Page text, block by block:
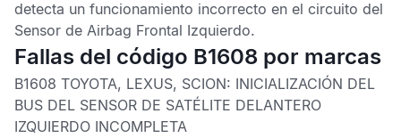
detecta un funcionamiento incorrecto en el circuito del
Sensor de Airbag Frontal Izquierdo.
Fallas del código B1608 por marcas
B1608 TOYOTA, LEXUS, SCION: INICIALIZACIÓN DEL
BUS DEL SENSOR DE SATÉLITE DELANTERO
IZQUIERDO INCOMPLETA